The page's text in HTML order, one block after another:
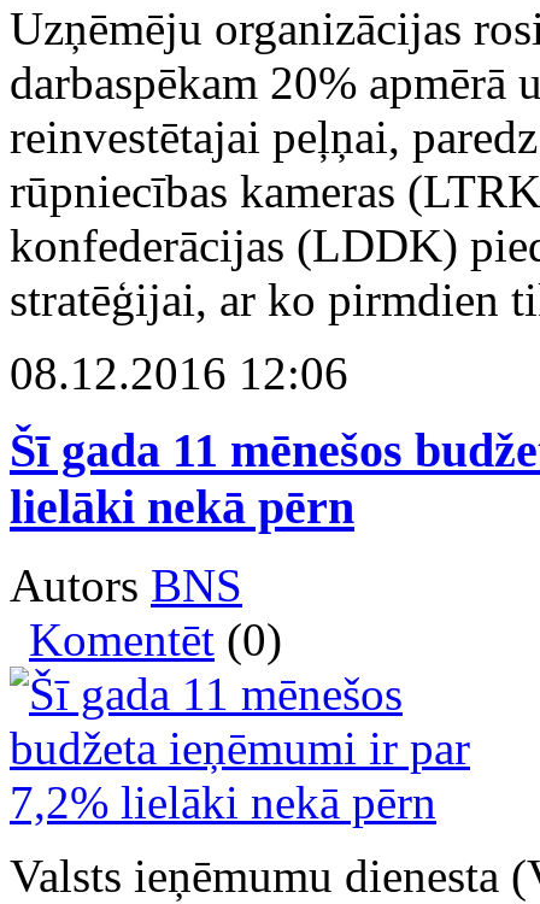
Uzņēmēju organizācijas
darbaspēkam 20%
reinvestētajai peļņai,
rūpniecības kameras
konfederācijas (LDDK)
stratēģijai, ar ko pirmdien
08.12.2016 12:06
Šī gada 11 mēnešos
lielāki nekā pērn
Autors BNS
Komentēt (0)
Valsts ieņēmumu dienesta